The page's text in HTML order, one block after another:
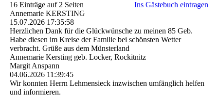
16 Einträge auf 2 Seiten
Ins Gästebuch eintragen
Annemarie KERSTING
15.07.2026 17:35:58
Herzlichen Dank für die Glückwünsche zu meinen 85 Geb.
Habe diesen im Kreise der Familie bei schönsten Wetter
verbracht. Grüße aus dem Münsterland
Annemarie Kersting geb. Locker, Rockitnitz
Margit Anspann
04.06.2026 11:39:45
Wir konnten Herrn Lehmensieck inzwischen umfänglich helfen
und informieren.